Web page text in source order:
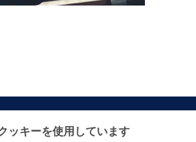
ッキーを使用しています